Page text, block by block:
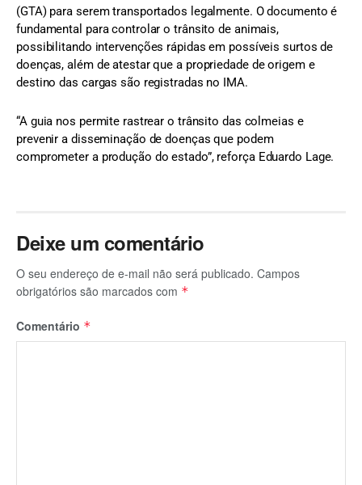
(GTA) para serem transportados legalmente. O documento é
fundamental para controlar o trânsito de animais,
possibilitando intervenções rápidas em possíveis surtos de
doenças, além de atestar que a propriedade de origem e
destino das cargas são registradas no IMA.
“A guia nos permite rastrear o trânsito das colmeias e
prevenir a disseminação de doenças que podem
comprometer a produção do estado”, reforça Eduardo Lage.
Deixe um comentário
O seu endereço de e-mail não será publicado. Campos
obrigatórios são marcados com *
Comentário *